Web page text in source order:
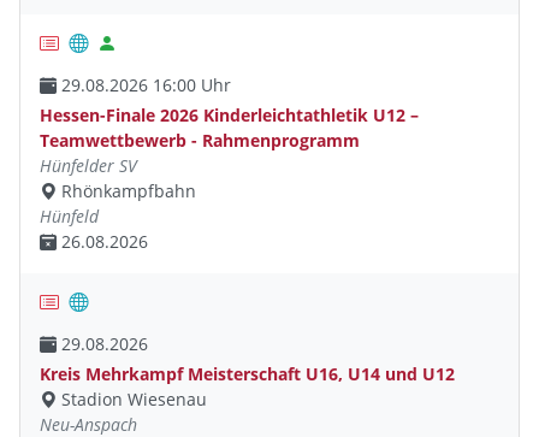
29.08.2026 16:00 Uhr
Hessen-Finale 2026 Kinderleichtathletik U12 –
Teamwettbewerb - Rahmenprogramm
Hünfelder SV
Rhönkampfbahn
Hünfeld
26.08.2026
29.08.2026
Kreis Mehrkampf Meisterschaft U16, U14 und U12
Stadion Wiesenau
Neu-Anspach